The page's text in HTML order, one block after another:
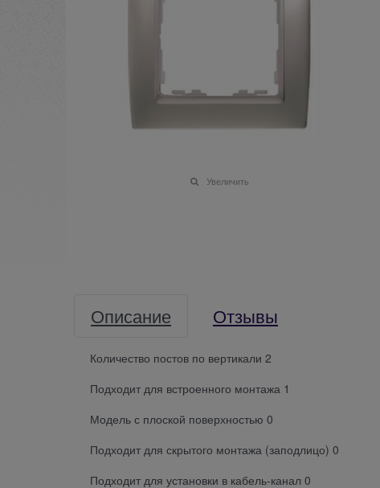
Увеличить
Описание Отзывы
Количество постов по вертикали 2
Подходит для встроенного монтажа 1
Модель с плоской поверхностью 0
Подходит для скрытого монтажа (заподлицо) 0
Подходит для установки в кабель-канал 0